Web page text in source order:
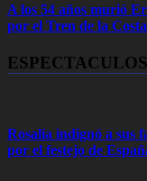
A los 54 años murió
por el Tren de la
ESPECTACULOS
Rosalía indignó a sus
por el festejo de